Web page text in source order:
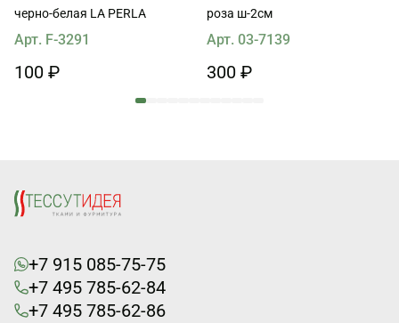
черно-белая LA PERLA
Арт. F-3291
100 ₽
роза ш-2см
Арт. 03-7139
300 ₽
+7 915 085-75-75
+7 495 785-62-84
+7 495 785-62-86